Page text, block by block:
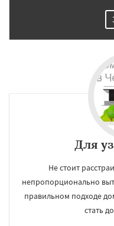
Для
Не стоит
непропорционально
правильном подходе
стать